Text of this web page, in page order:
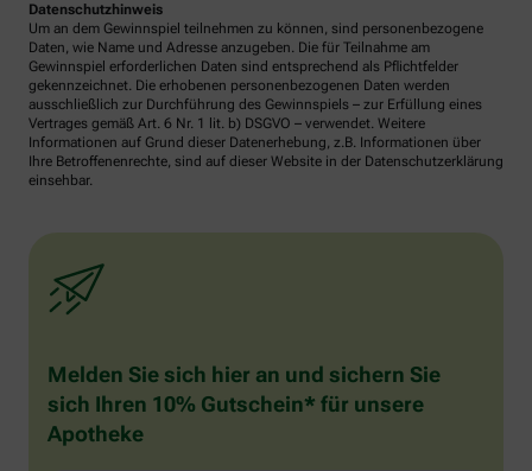
Datenschutzhinweis
Um an dem Gewinnspiel teilnehmen zu können, sind personenbezogene
Daten, wie Name und Adresse anzugeben. Die für Teilnahme am
Gewinnspiel erforderlichen Daten sind entsprechend als Pflichtfelder
gekennzeichnet. Die erhobenen personenbezogenen Daten werden
ausschließlich zur Durchführung des Gewinnspiels – zur Erfüllung eines
Vertrages gemäß Art. 6 Nr. 1 lit. b) DSGVO – verwendet. Weitere
Informationen auf Grund dieser Datenerhebung, z.B. Informationen über
Ihre Betroffenenrechte, sind auf dieser Website in der Datenschutzerklärung
einsehbar.
Melden Sie sich hier an und sichern Sie
sich Ihren 10% Gutschein* für unsere
Apotheke